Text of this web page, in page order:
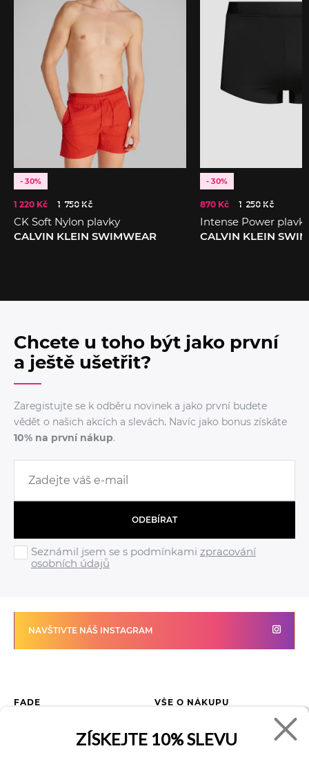
- 30%
1 220 Kč 1 750 Kč
CK Soft Nylon plavky
CALVIN KLEIN SWIMWEAR
- 30%
870 Kč 1 250 Kč
Intense Power
CALVIN KLEIN
Chcete u toho být jako první
a ještě ušetřit?
Zaregistujte se k odběru novinek a jako první budete
vědět o našich akcích a slevách. Navíc jako bonus získáte
10% na první nákup.
ODEBÍRAT
Seznámil jsem se s podmínkami zpracování
osobních údajů
NAVŠTIVTE NÁŠ INSTAGRAM
FADE
VŠE O NÁKUPU
Jak reklamovat zboží
ZÍSKEJTE 10% SLEVU